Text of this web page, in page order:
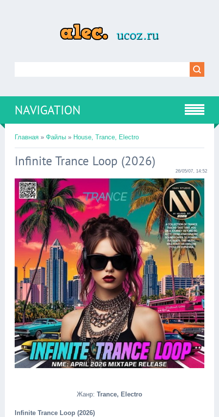
NAVIGATION
Главная » Файлы » House, Trance, Electro
Infinite Trance Loop (2026)
26/05/07, 14:52
Жанр: Trance, Electro
Infinite Trance Loop (2026)